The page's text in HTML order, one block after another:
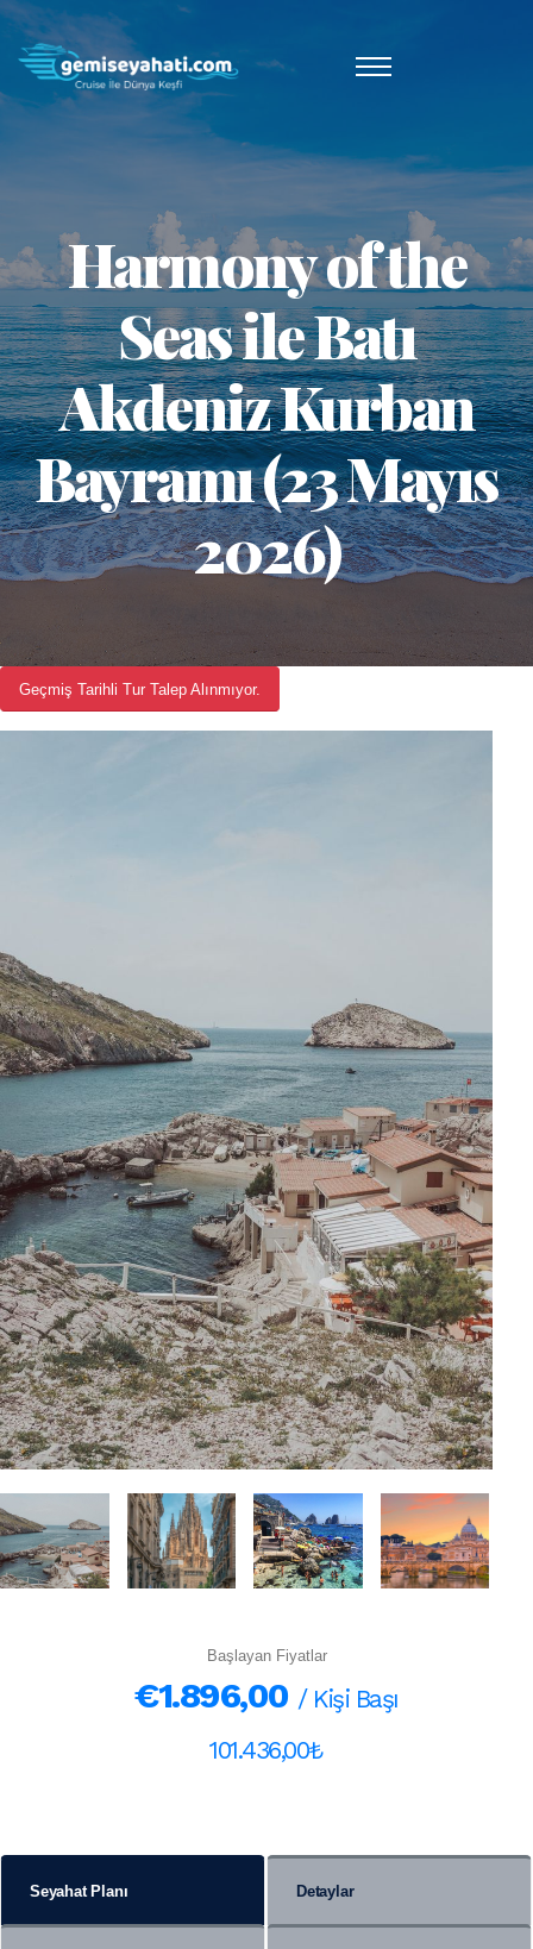
Harmony of the
Seas ile Batı
Akdeniz Kurban
Bayramı (23 Mayıs
2026)
Geçmiş Tarihli Tur Talep Alınmıyor.
Başlayan Fiyatlar
€1.896,00 / Kişi Başı
101.436,00₺
Seyahat Planı Detaylar